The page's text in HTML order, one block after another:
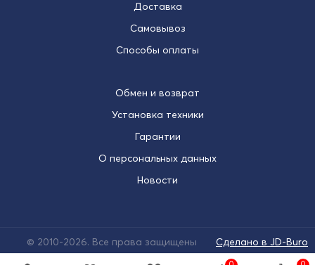
Доставка
Самовывоз
Способы оплаты
Обмен и возврат
Установка техники
Гарантии
О персональных данных
Новости
© 2010-2026. Все права защищены Сделано в JD-Buro